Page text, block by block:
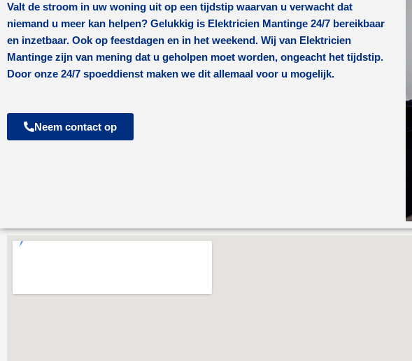
Valt de stroom in uw woning uit op een tijdstip waarvan u verwacht dat
niemand u meer kan helpen? Gelukkig is Elektricien Mantinge 24/7 bereikbaar
en inzetbaar. Ook op feestdagen en in het weekend. Wij van Elektricien
Mantinge zijn van mening dat u geholpen moet worden, ongeacht het tijdstip.
Door onze 24/7 spoeddienst maken we dit allemaal voor u mogelijk.
Neem contact op